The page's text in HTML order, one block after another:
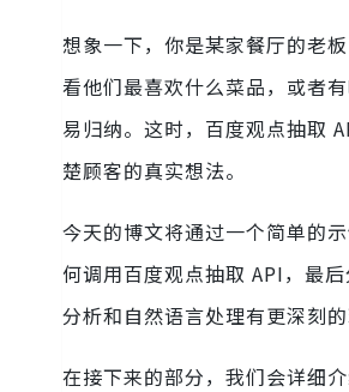
想象一下，你是某家餐厅的老
看他们最喜欢什么菜品，或者
易归纳。这时，百度观点抽取
楚顾客的真实想法。
今天的博文将通过一个简单的
何调用百度观点抽取 API，最
分析和自然语言处理有更深刻的
在接下来的部分，我们会详细